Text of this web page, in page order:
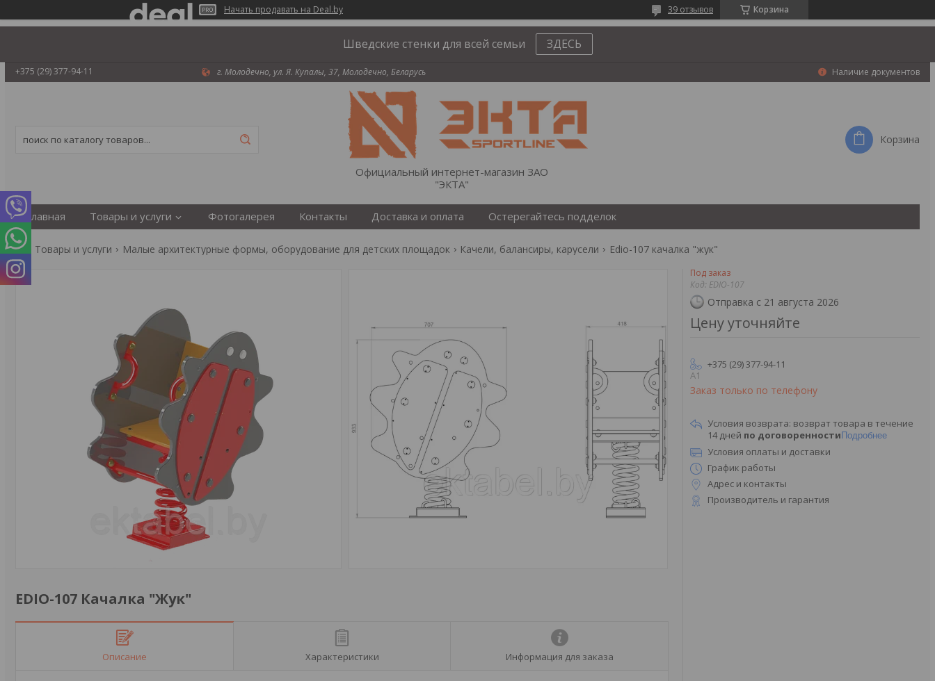
Начать продавать на Deal.by Корзина
39 отзывов
Шведские стенки для всей семьи ЗДЕСЬ
+375 (29) 377-94-11 г. Молодечно, ул. Я. Купалы, 37, Молодечно, Беларусь Наличие документов
Официальный интернет-магазин ЗАО
"ЭКТА"
Корзина
Главная Товары и услуги Фотогалерея Контакты Доставка и оплата Остерегайтесь подделок
Товары и услуги Малые архитектурные формы, оборудование для детских площадок Качели, балансиры, карусели Edio-107 качалка "жук"
EDIO-107 Качалка "Жук"
Описание Характеристики Информация для заказа
Под заказ
Код: EDIO-107
Отправка с 21 августа 2026
Цену уточняйте
+375 (29) 377-94-11
A1
Заказ только по телефону
возврат товара в течение
14 дней по договоренности Подробнее
Условия оплаты и доставки
График работы
Адрес и контакты
Производитель и гарантия